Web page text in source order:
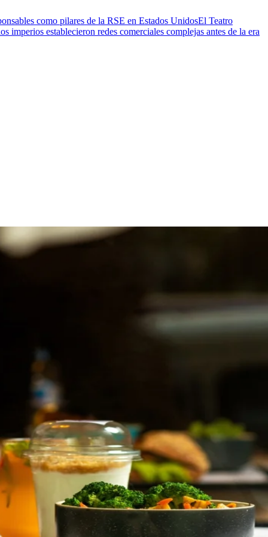
como pilares de la RSE en Estados UnidosEl Teatro
imperios establecieron redes comerciales complejas antes de la era